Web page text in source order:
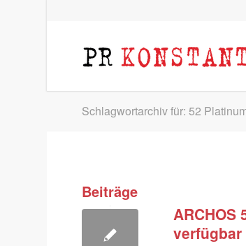
Schlagwortarchiv für: 52
Beiträge
ARCHOS
verfügbar